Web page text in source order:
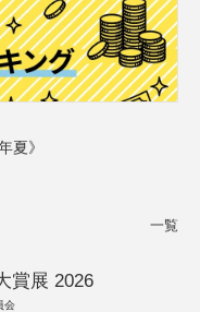
夏》
一覧
賞展 2026
会